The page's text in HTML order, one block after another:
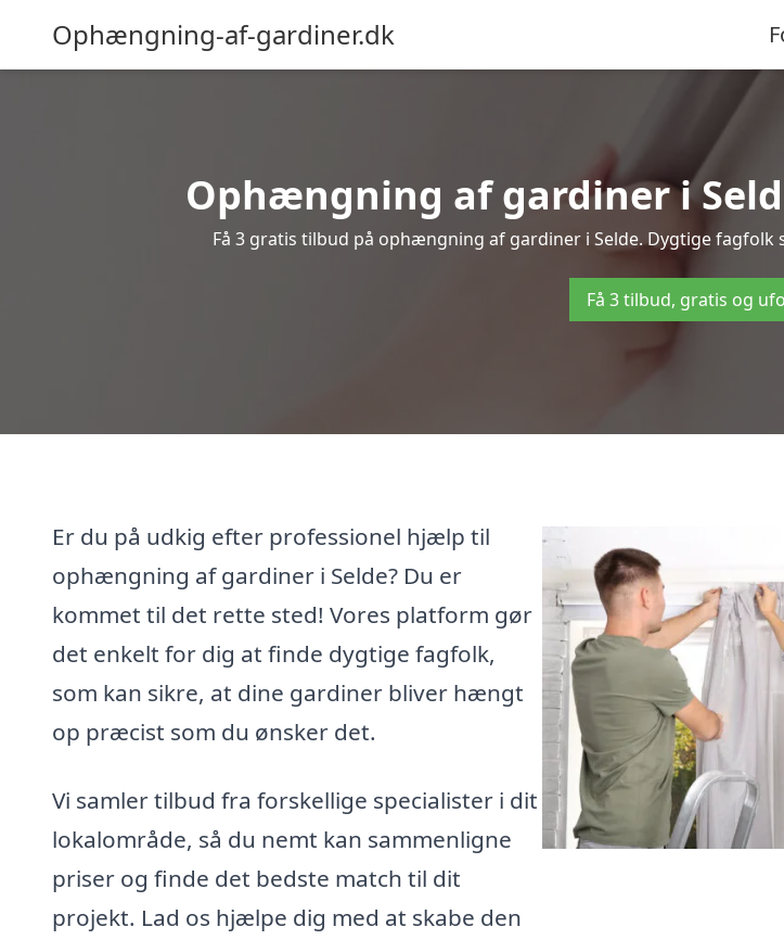
Ophængning-af-gardiner.dk
Ophængning af gardiner i
Få 3 gratis tilbud på ophængning af gardiner i Selde. Dygtige
Få 3 tilbud, gratis og
Er du på udkig efter professionel hjælp til
ophængning af gardiner i Selde? Du er
kommet til det rette sted! Vores platform gør
det enkelt for dig at finde dygtige fagfolk,
som kan sikre, at dine gardiner bliver hængt
op præcist som du ønsker det.
Vi samler tilbud fra forskellige specialister i dit
lokalområde, så du nemt kan sammenligne
priser og finde det bedste match til dit
projekt. Lad os hjælpe dig med at skabe den